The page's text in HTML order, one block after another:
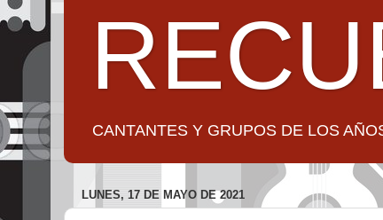
CANTANTES Y GRUPOS DE LOS
LUNES, 17 DE MAYO DE 2021